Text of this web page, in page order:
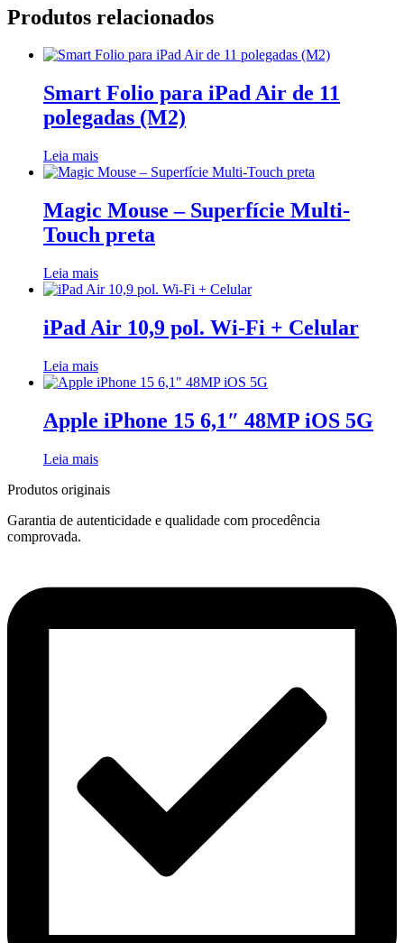
Produtos relacionados
Smart Folio para iPad Air de 11
polegadas (M2)
Leia mais
Magic Mouse – Superfície Multi-
Touch preta
Leia mais
iPad Air 10,9 pol. Wi-Fi + Celular
Leia mais
Apple iPhone 15 6,1″ 48MP iOS 5G
Leia mais
Produtos originais
Garantia de autenticidade e qualidade com procedência
comprovada.